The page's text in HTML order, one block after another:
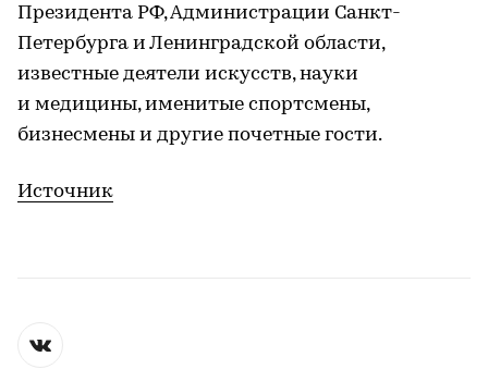
Президента РФ, Администрации Санкт-
Петербурга и Ленинградской области,
известные деятели искусств, науки
и медицины, именитые спортсмены,
бизнесмены и другие почетные гости.
Источник